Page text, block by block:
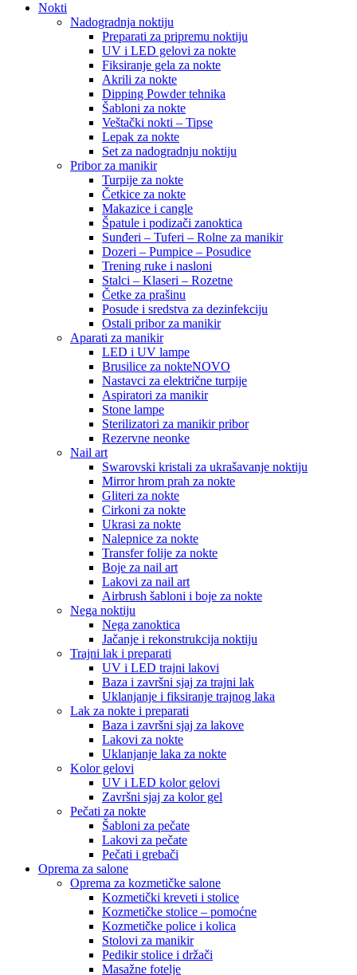
Nokti
Nadogradnja noktiju
Preparati za pripremu noktiju
UV i LED gelovi za nokte
Fiksiranje gela za nokte
Akrili za nokte
Dipping Powder tehnika
Šabloni za nokte
Veštački nokti – Tipse
Lepak za nokte
Set za nadogradnju noktiju
Pribor za manikir
Turpije za nokte
Četkice za nokte
Makazice i cangle
Špatule i podizači zanoktica
Sunđeri – Tuferi – Rolne za manikir
Dozeri – Pumpice – Posudice
Trening ruke i nasloni
Stalci – Klaseri – Rozetne
Četke za prašinu
Posude i sredstva za dezinfekciju
Ostali pribor za manikir
Aparati za manikir
LED i UV lampe
Brusilice za nokteNOVO
Nastavci za električne turpije
Aspiratori za manikir
Stone lampe
Sterilizatori za manikir pribor
Rezervne neonke
Nail art
Swarovski kristali za ukrašavanje noktiju
Mirror hrom prah za nokte
Gliteri za nokte
Cirkoni za nokte
Ukrasi za nokte
Nalepnice za nokte
Transfer folije za nokte
Boje za nail art
Lakovi za nail art
Airbrush šabloni i boje za nokte
Nega noktiju
Nega zanoktica
Jačanje i rekonstrukcija noktiju
Trajni lak i preparati
UV i LED trajni lakovi
Baza i završni sjaj za trajni lak
Uklanjanje i fiksiranje trajnog laka
Lak za nokte i preparati
Baza i završni sjaj za lakove
Lakovi za nokte
Uklanjanje laka za nokte
Kolor gelovi
UV i LED kolor gelovi
Završni sjaj za kolor gel
Pečati za nokte
Šabloni za pečate
Lakovi za pečate
Pečati i grebači
Oprema za salone
Oprema za kozmetičke salone
Kozmetički kreveti i stolice
Kozmetičke stolice – pomoćne
Kozmetičke police i kolica
Stolovi za manikir
Pedikir stolice i držači
Masažne fotelje